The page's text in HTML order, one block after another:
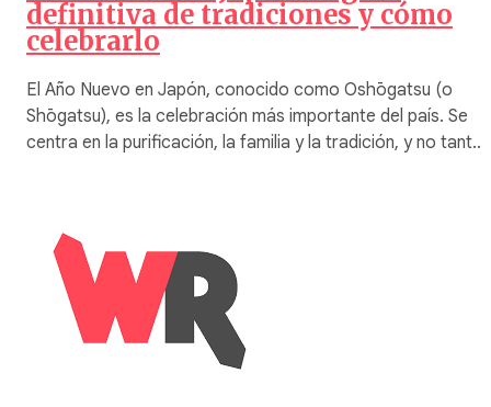
definitiva de tradiciones y cómo
celebrarlo
El Año Nuevo en Japón, conocido como Oshōgatsu (o
Shōgatsu), es la celebración más importante del país. Se
centra en la purificación, la familia y la tradición, y no tant…